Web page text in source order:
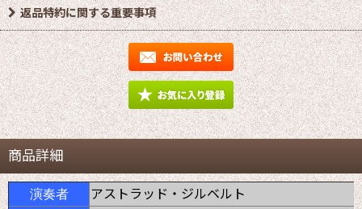
返品特約に関する重要事項
商品詳細
演奏者 アストラッド・ジルベルト